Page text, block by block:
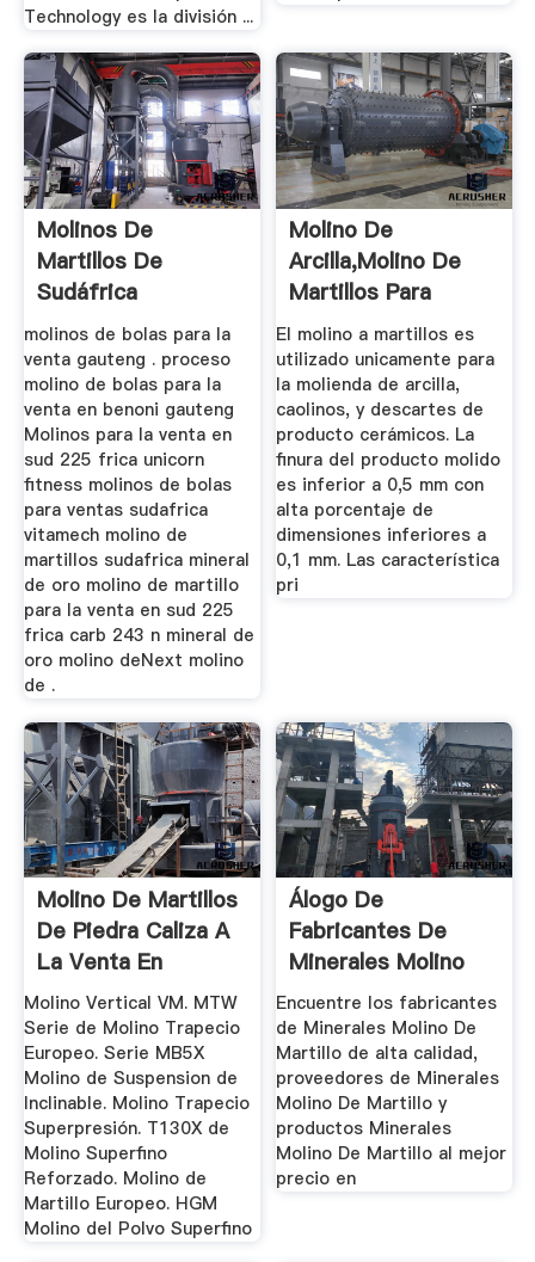
Technology es la división ...
Molinos De
Martillos De
Sudáfrica
molinos de bolas para la
venta gauteng . proceso
molino de bolas para la
venta en benoni gauteng
Molinos para la venta en
sud 225 frica unicorn
fitness molinos de bolas
para ventas sudafrica
vitamech molino de
martillos sudafrica mineral
de oro molino de martillo
para la venta en sud 225
frica carb 243 n mineral de
oro molino deNext molino
de .
Molino De
Arcilla,Molino De
Martillos Para
Arcilla,Máquina ...
El molino a martillos es
utilizado unicamente para
la molienda de arcilla,
caolinos, y descartes de
producto cerámicos. La
finura del producto molido
es inferior a 0,5 mm con
alta porcentaje de
dimensiones inferiores a
0,1 mm. Las característica
pri
Molino De Martillos
De Piedra Caliza A
La Venta En
Sudáfrica
Molino Vertical VM. MTW
Serie de Molino Trapecio
Europeo. Serie MB5X
Molino de Suspension de
Inclinable. Molino Trapecio
Superpresión. T130X de
Molino Superfino
Reforzado. Molino de
Martillo Europeo. HGM
Molino del Polvo Superfino
Álogo De
Fabricantes De
Minerales Molino
De Martillo De ...
Encuentre los fabricantes
de Minerales Molino De
Martillo de alta calidad,
proveedores de Minerales
Molino De Martillo y
productos Minerales
Molino De Martillo al mejor
precio en